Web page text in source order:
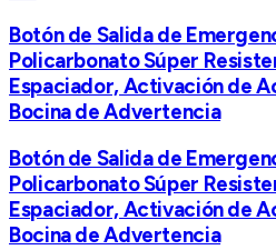
Botón de Salida de
Policarbonato Súper
Espaciador, Activación de
Bocina de Advertencia
Botón de Salida de
Policarbonato Súper
Espaciador, Activación de
Bocina de Advertencia